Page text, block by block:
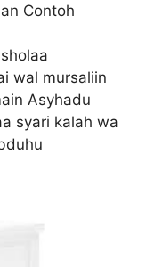
Contoh
wal mursaliin
Asyhadu
syari kalah wa